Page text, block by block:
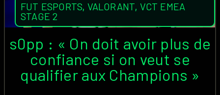
FUT ESPORTS, VALORANT, VCT EMEA
STAGE 2
s0pp : « On doit avoir plus de
confiance si on veut se
qualifier aux Champions »